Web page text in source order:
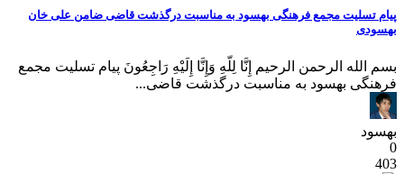
پیام تسلیت مجمع فرهنگی بهسود به مناسبت درگذشت قاضی ضامن علی خان
بهسودی
بسم الله الرحمن الرحیم إِنَّا لِلّهِ وَإِنَّا إِلَیْهِ رَاجِعُونَ پیام تسلیت مجمع
فرهنگی بهسود به مناسبت درگذشت قاضی...
بهسود
0
403